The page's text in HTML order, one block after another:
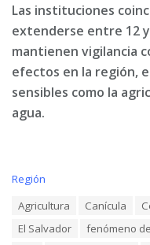
Las instituciones
extenderse entre 12
mantienen vigilancia
efectos en la región,
sensibles como la
agua.
C
Región
Agricultura Canícula
El Salvador
fenómeno